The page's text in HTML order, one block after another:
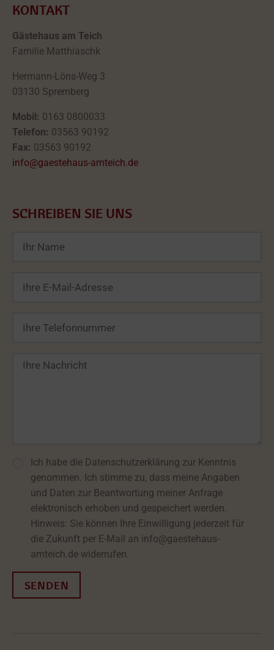
KONTAKT
Gästehaus am Teich
Familie Matthiaschk
Hermann-Löns-Weg 3
03130 Spremberg
Mobil: 0163 0800033
Telefon: 03563 90192
Fax: 03563 90192
info@gaestehaus-amteich.de
SCHREIBEN SIE UNS
Bitte lasse dieses Feld leer.
Ich habe die Datenschutzerklärung zur Kenntnis
genommen. Ich stimme zu, dass meine Angaben
und Daten zur Beantwortung meiner Anfrage
elektronisch erhoben und gespeichert werden.
Hinweis: Sie können Ihre Einwilligung jederzeit für
die Zukunft per E-Mail an info@gaestehaus-
amteich.de widerrufen.